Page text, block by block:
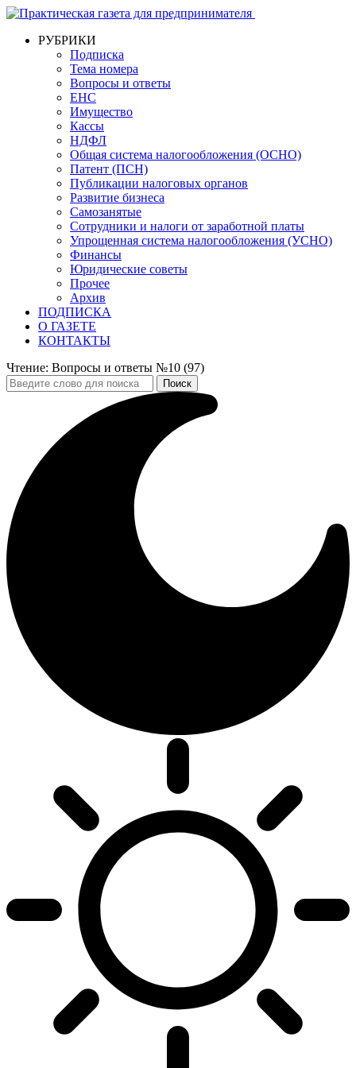
РУБРИКИ
Подписка
Тема номера
Вопросы и ответы
ЕНС
Имущество
Кассы
НДФЛ
Общая система налогообложения (ОСНО)
Патент (ПСН)
Публикации налоговых органов
Развитие бизнеса
Самозанятые
Сотрудники и налоги от заработной платы
Упрощенная система налогообложения (УСНО)
Финансы
Юридические советы
Прочее
Архив
ПОДПИСКА
О ГАЗЕТЕ
КОНТАКТЫ
Чтение: Вопросы и ответы №10 (97)